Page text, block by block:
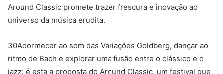
Around Classic promete trazer frescura e inovação ao
universo da música erudita.
30Adormecer ao som das Variações Goldberg, dançar ao
ritmo de Bach e explorar uma fusão entre o clássico e o
jazz: é esta a proposta do Around Classic, um festival que